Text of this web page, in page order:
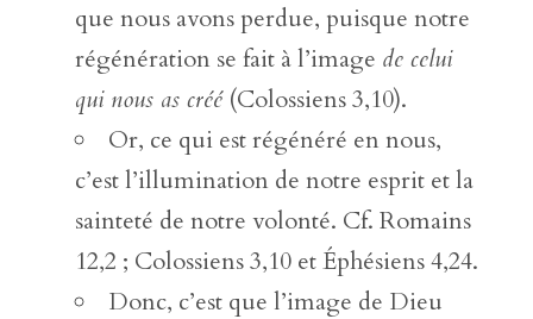
que nous avons perdue, puisque notre
régénération se fait à l’image de celui
qui nous as créé(Colossiens 3,10).
Or, ce qui est régénéré en nous,
c’est l’illumination de notre esprit et la
sainteté de notre volonté. Cf. Romains
12,2 ; Colossiens 3,10 et Éphésiens 4,24.
Donc, c’est que l’image de Dieu